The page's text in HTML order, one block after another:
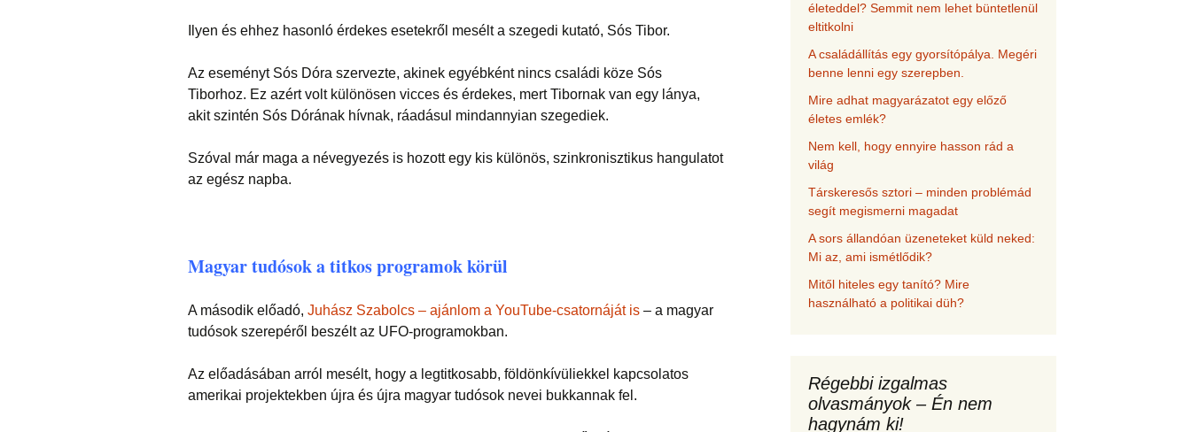
Ilyen és ehhez hasonló érdekes esetekről mesélt a szegedi kutató, Sós Tibor.
Az eseményt Sós Dóra szervezte, akinek egyébként nincs családi köze Sós
Tiborhoz. Ez azért volt különösen vicces és érdekes, mert Tibornak van egy lánya,
akit szintén Sós Dórának hívnak, ráadásul mindannyian szegediek.
Szóval már maga a névegyezés is hozott egy kis különös, szinkronisztikus hangulatot
az egész napba.
Magyar tudósok a titkos programok körül
A második előadó, Juhász Szabolcs – ajánlom a YouTube-csatornáját is – a magyar
tudósok szerepéről beszélt az UFO-programokban.
Az előadásában arról mesélt, hogy a legtitkosabb, földönkívüliekkel kapcsolatos
amerikai projektekben újra és újra magyar tudósok nevei bukkannak fel.
életeddel? Semmit nem lehet büntetlenül
eltitkolni
A családállítás egy gyorsítópálya. Megéri
benne lenni egy szerepben.
Mire adhat magyarázatot egy előző
életes emlék?
Nem kell, hogy ennyire hasson rád a
világ
Társkeresős sztori – minden problémád
segít megismerni magadat
A sors állandóan üzeneteket küld neked:
Mi az, ami ismétlődik?
Mitől hiteles egy tanító? Mire
használható a politikai düh?
Régebbi izgalmas
olvasmányok – Én nem
hagynám ki!